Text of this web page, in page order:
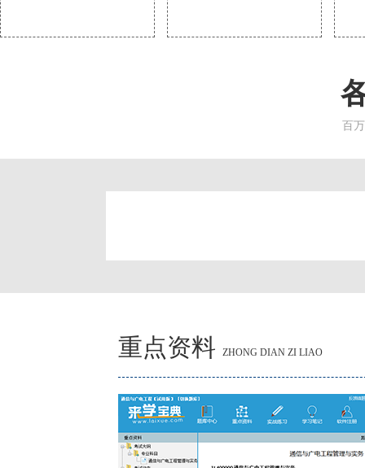
百
重点资料 ZHONG DIAN ZI LIAO